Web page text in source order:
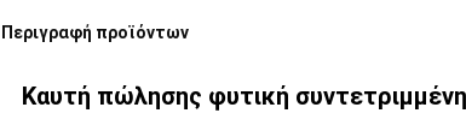
Περιγραφή προϊόντων
Καυτή πώλησης φυτική